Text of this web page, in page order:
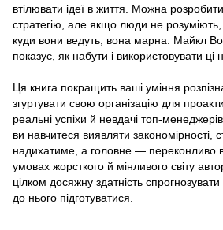
втілювати ідеї в життя. Можна
стратегію, але якщо люди не розуміють,
куди вони ведуть, вона марна. Майкл
показує, як набути і використовувати ці
Ця книга покращить ваші уміння
згуртувати свою організацію для
реальні успіхи й невдачі топ-менеджерів
ви навчитеся виявляти закономірності,
надихатиме, а головне — переконливо
умовах жорсткого й мінливого світу
цілком досяжну здатність
до нього підготуватися.